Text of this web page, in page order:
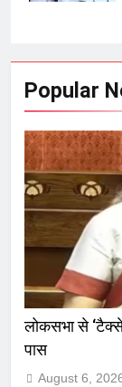
Popular
लोकसभा से
पास
August 6,